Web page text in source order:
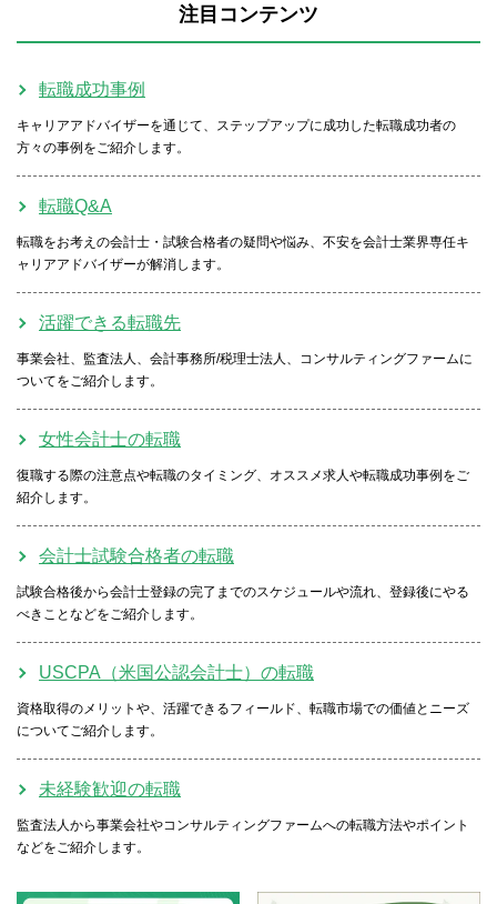
注目コンテンツ
転職成功事例
キャリアアドバイザーを通じて、ステップアップに成功した転職成功者の
方々の事例をご紹介します。
転職Q&A
転職をお考えの会計士・試験合格者の疑問や悩み、不安を会計士業界専任キ
ャリアアドバイザーが解消します。
活躍できる転職先
事業会社、監査法人、会計事務所/税理士法人、コンサルティングファームに
ついてをご紹介します。
女性会計士の転職
復職する際の注意点や転職のタイミング、オススメ求人や転職成功事例をご
紹介します。
会計士試験合格者の転職
試験合格後から会計士登録の完了までのスケジュールや流れ、登録後にやる
べきことなどをご紹介します。
USCPA（米国公認会計士）の転職
資格取得のメリットや、活躍できるフィールド、転職市場での価値とニーズ
についてご紹介します。
未経験歓迎の転職
監査法人から事業会社やコンサルティングファームへの転職方法やポイント
などをご紹介します。